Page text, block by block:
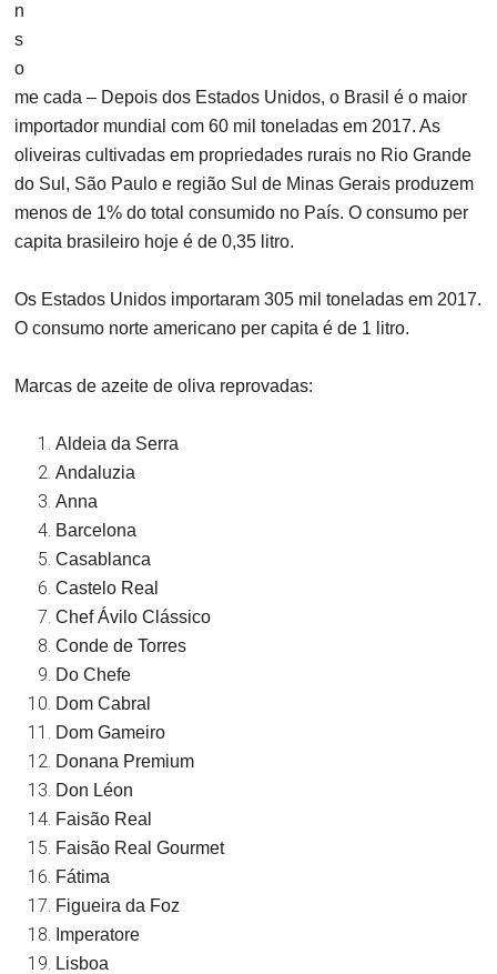
n
s
o
me cada – Depois dos Estados Unidos, o Brasil é o maior
importador mundial com 60 mil toneladas em 2017. As
oliveiras cultivadas em propriedades rurais no Rio Grande
do Sul, São Paulo e região Sul de Minas Gerais produzem
menos de 1% do total consumido no País. O consumo per
capita brasileiro hoje é de 0,35 litro.
Os Estados Unidos importaram 305 mil toneladas em 2017.
O consumo norte americano per capita é de 1 litro.
Marcas de azeite de oliva reprovadas:
Aldeia da Serra
Andaluzia
Anna
Barcelona
Casablanca
Castelo Real
Chef Ávilo Clássico
Conde de Torres
Do Chefe
Dom Cabral
Dom Gameiro
Donana Premium
Don Léon
Faisão Real
Faisão Real Gourmet
Fátima
Figueira da Foz
Imperatore
Lisboa